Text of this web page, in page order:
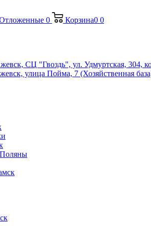
0 Корзина0 0
СЦ "Гвоздь", ул. Удмуртская, 304,
улица Пойма, 7 (Хозяйственная